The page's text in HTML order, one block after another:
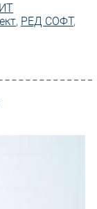
ИТ
, РЕД СОФТ,